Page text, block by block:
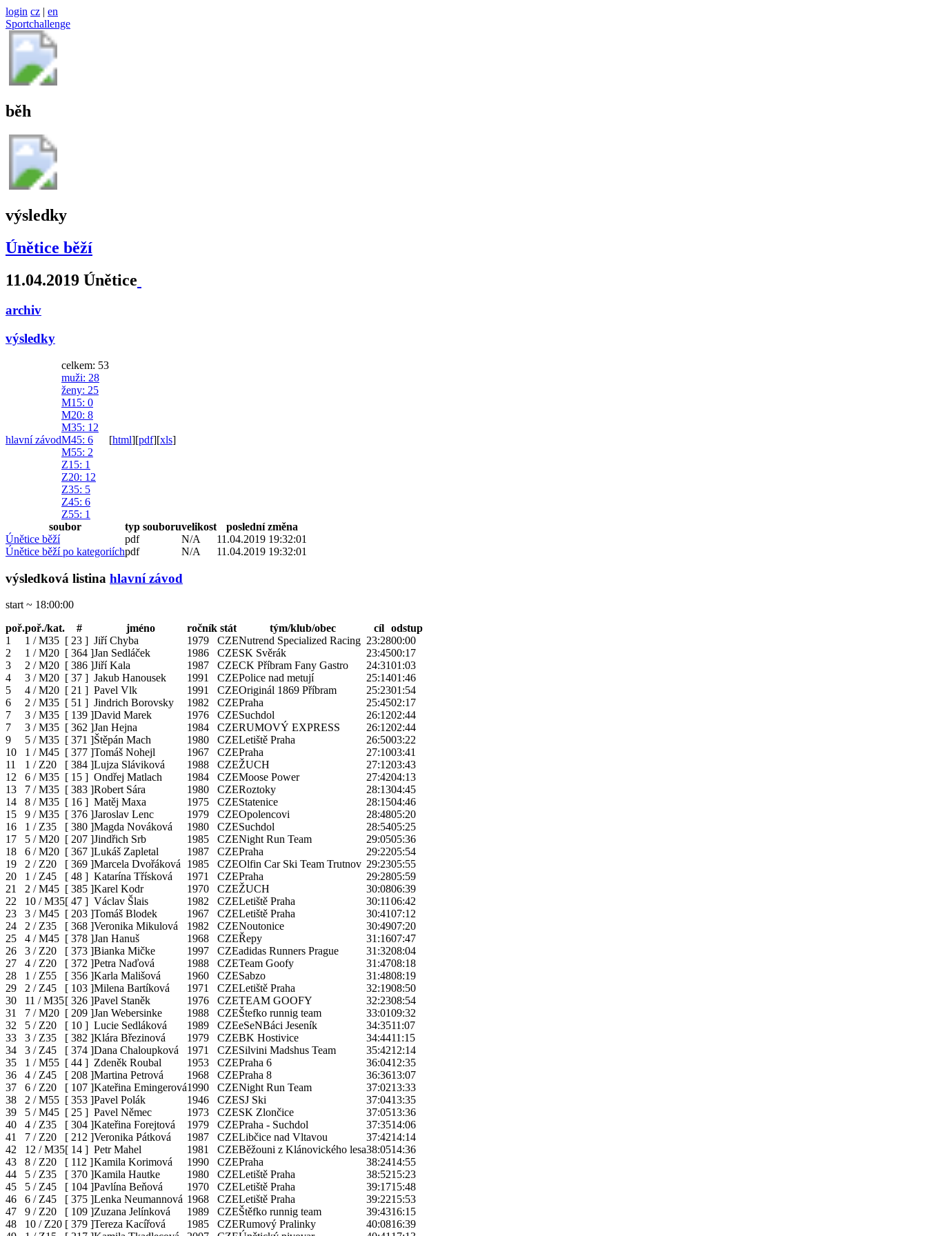
login cz | en
Sportchallenge
běh
výsledky
Únětice běží
11.04.2019 Únětice
archiv
výsledky
hlavní závod
celkem: 53
muži: 28
ženy: 25
M15: 0
M20: 8
M35: 12
M45: 6
M55: 2
Z15: 1
Z20: 12
Z35: 5
Z45: 6
Z55: 1
[html][pdf][xls]
soubor typ souboruvelikost
poslední změna
Únětice běží
pdf N/A
11.04.2019 19:32:01
Únětice běží po kategoriíchpdf N/A 11.04.2019 19:32:01
výsledková listina hlavní závod
start ~ 18:00:00
poř.poř./kat. # jméno ročník stát tým/klub/obec cíl
odstup
1
1 / M35 [ 23 ] Jiří Chyba 1979 CZENutrend Specialized Racing 23:2800:00
2
1 / M20 [ 364 ]Jan Sedláček 1986 CZESK Svěrák 23:4500:17
3
2 / M20 [ 386 ]Jiří Kala 1987 CZECK Příbram Fany Gastro 24:3101:03
4
3 / M20 [ 37 ] Jakub Hanousek 1991 CZEPolice nad metují 25:1401:46
5
4 / M20 [ 21 ] Pavel Vlk 1991 CZEOriginál 1869 Příbram 25:2301:54
6
2 / M35 [ 51 ] Jindrich Borovsky 1982 CZEPraha 25:4502:17
7
3 / M35 [ 139 ]David Marek 1976 CZESuchdol 26:1202:44
7
3 / M35 [ 362 ]Jan Hejna 1984 CZERUMOVÝ EXPRESS 26:1202:44
9
5 / M35 [ 371 ]Štěpán Mach 1980 CZELetiště Praha 26:5003:22
10
1 / M45 [ 377 ]Tomáš Nohejl 1967 CZEPraha 27:1003:41
11
1 / Z20 [ 384 ]Lujza Sláviková 1988 CZEŽUCH 27:1203:43
12
6 / M35 [ 15 ] Ondřej Matlach 1984 CZEMoose Power 27:4204:13
13
7 / M35 [ 383 ]Robert Sára 1980 CZERoztoky 28:1304:45
14
8 / M35 [ 16 ] Matěj Maxa 1975 CZEStatenice 28:1504:46
15
9 / M35 [ 376 ]Jaroslav Lenc 1979 CZEOpolencovi 28:4805:20
16
1 / Z35 [ 380 ]Magda Nováková 1980 CZESuchdol 28:5405:25
17
5 / M20 [ 207 ]Jindřich Srb 1985 CZENight Run Team 29:0505:36
18
6 / M20 [ 367 ]Lukáš Zapletal 1987 CZEPraha 29:2205:54
19
2 / Z20 [ 369 ]Marcela Dvořáková 1985 CZEOlfin Car Ski Team Trutnov 29:2305:55
20
1 / Z45 [ 48 ] Katarína Třísková 1971 CZEPraha 29:2805:59
21
2 / M45 [ 385 ]Karel Kodr 1970 CZEŽUCH 30:0806:39
22
10 / M35[ 47 ] Václav Šlais 1982 CZELetiště Praha 30:11 06:42
23
3 / M45 [ 203 ]Tomáš Blodek 1967 CZELetiště Praha 30:4107:12
24
2 / Z35 [ 368 ]Veronika Mikulová 1982 CZENoutonice 30:4907:20
25
4 / M45 [ 378 ]Jan Hanuš 1968 CZEŘepy 31:1607:47
26
3 / Z20 [ 373 ]Bianka Mičke 1997 CZEadidas Runners Prague 31:3208:04
27
4 / Z20 [ 372 ]Petra Naďová 1988 CZETeam Goofy 31:4708:18
28
1 / Z55 [ 356 ]Karla Mališová 1960 CZESabzo 31:4808:19
29
2 / Z45 [ 103 ]Milena Bartíková 1971 CZELetiště Praha 32:1908:50
30
11 / M35[ 326 ]Pavel Staněk 1976 CZETEAM GOOFY 32:2308:54
31
7 / M20 [ 209 ]Jan Webersinke 1988 CZEŠtefko runnig team 33:0109:32
32
5 / Z20 [ 10 ] Lucie Sedláková 1989 CZEeSeNBáci Jeseník 34:3511:07
33
3 / Z35 [ 382 ]Klára Březinová 1979 CZEBK Hostivice 34:4411:15
34
3 / Z45 [ 374 ]Dana Chaloupková 1971 CZESilvini Madshus Team 35:4212:14
35
1 / M55 [ 44 ] Zdeněk Roubal 1953 CZEPraha 6 36:0412:35
36
4 / Z45 [ 208 ]Martina Petrová 1968 CZEPraha 8 36:3613:07
37
6 / Z20 [ 107 ]Kateřina Emingerová1990 CZENight Run Team 37:0213:33
38
2 / M55 [ 353 ]Pavel Polák 1946 CZESJ Ski 37:0413:35
39
5 / M45 [ 25 ] Pavel Němec 1973 CZESK Zlončice 37:0513:36
40
4 / Z35 [ 304 ]Kateřina Forejtová 1979 CZEPraha - Suchdol 37:3514:06
41
7 / Z20 [ 212 ]Veronika Pátková 1987 CZELibčice nad Vltavou 37:4214:14
42
12 / M35[ 14 ] Petr Mahel 1981 CZEBěžouni z Klánovického lesa38:0514:36
43
8 / Z20 [ 112 ]Kamila Korimová 1990 CZEPraha 38:2414:55
44
5 / Z35 [ 370 ]Kamila Hautke 1980 CZELetiště Praha 38:5215:23
45
5 / Z45 [ 104 ]Pavlína Beňová 1970 CZELetiště Praha 39:1715:48
46
6 / Z45 [ 375 ]Lenka Neumannová 1968 CZELetiště Praha 39:2215:53
47
9 / Z20 [ 109 ]Zuzana Jelínková 1989 CZEŠtěfko runnig team 39:4316:15
48
10 / Z20 [ 379 ]Tereza Kacířová 1985 CZERumový Pralinky 40:0816:39